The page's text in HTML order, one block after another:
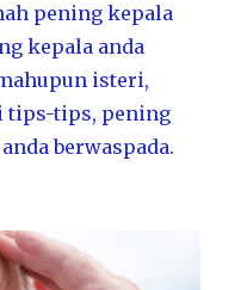
pening kepala
kepala anda
isteri,
tips-tips, pening
berwaspada.